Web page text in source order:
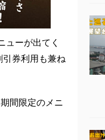
ューが出てく
券利用も兼ね
間限定のメニ